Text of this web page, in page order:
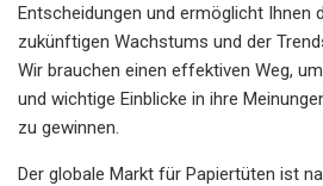
Entscheidungen und ermöglicht Ihnen
zukünftigen Wachstums und der
Wir brauchen einen effektiven Weg,
und wichtige Einblicke in ihre
zu gewinnen.
Der globale Markt für Papiertüten ist